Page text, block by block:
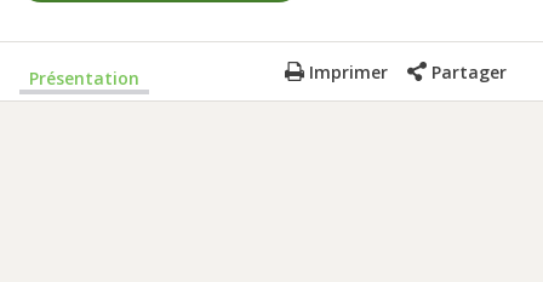
Présentation Imprimer Partager